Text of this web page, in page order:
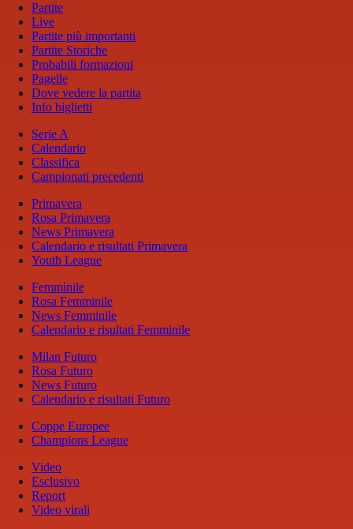
Partite
Live
Partite più importanti
Partite Storiche
Probabili formazioni
Pagelle
Dove vedere la partita
Info biglietti
Serie A
Calendario
Classifica
Campionati precedenti
Primavera
Rosa Primavera
News Primavera
Calendario e risultati Primavera
Youth League
Femminile
Rosa Femminile
News Femminile
Calendario e risultati Femminile
Milan Futuro
Rosa Futuro
News Futuro
Calendario e risultati Futuro
Coppe Europee
Champions League
Video
Esclusivo
Report
Video virali